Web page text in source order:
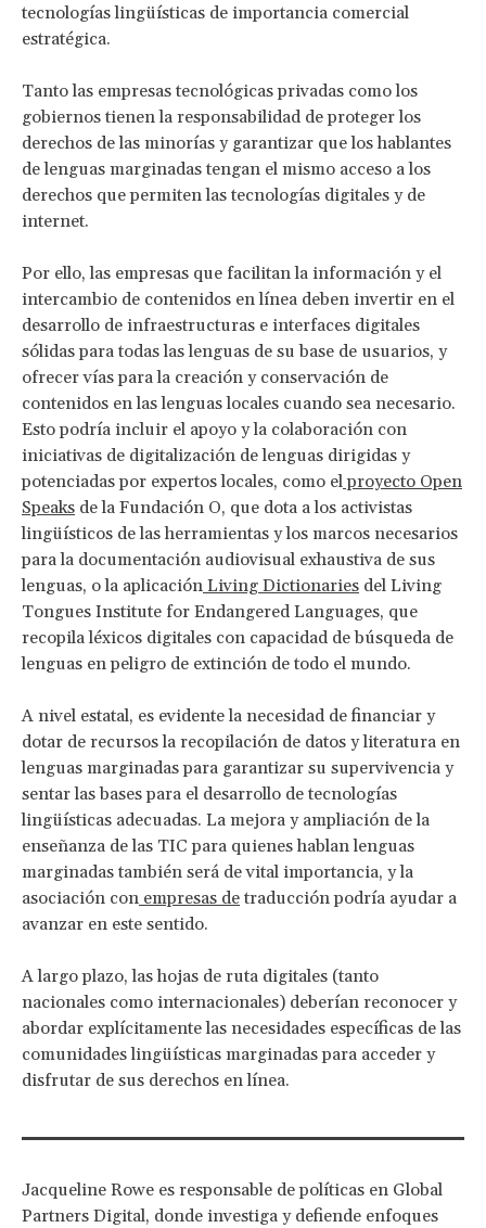
tecnologías lingüísticas de importancia comercial
estratégica.
Tanto las empresas tecnológicas privadas como los
gobiernos tienen la responsabilidad de proteger los
derechos de las minorías y garantizar que los hablantes
de lenguas marginadas tengan el mismo acceso a los
derechos que permiten las tecnologías digitales y de
internet.
Por ello, las empresas que facilitan la información y el
intercambio de contenidos en línea deben invertir en el
desarrollo de infraestructuras e interfaces digitales
sólidas para todas las lenguas de su base de usuarios, y
ofrecer vías para la creación y conservación de
contenidos en las lenguas locales cuando sea necesario.
Esto podría incluir el apoyo y la colaboración con
iniciativas de digitalización de lenguas dirigidas y
potenciadas por expertos locales, como elproyecto Open
Speaks de la Fundación O, que dota a los activistas
lingüísticos de las herramientas y los marcos necesarios
para la documentación audiovisual exhaustiva de sus
lenguas, o la aplicación Living Dictionaries del Living
Tongues Institute for Endangered Languages, que
recopila léxicos digitales con capacidad de búsqueda de
lenguas en peligro de extinción de todo el mundo.
A nivel estatal, es evidente la necesidad de financiar y
dotar de recursos la recopilación de datos y literatura en
lenguas marginadas para garantizar su supervivencia y
sentar las bases para el desarrollo de tecnologías
lingüísticas adecuadas. La mejora y ampliación de la
enseñanza de las TIC para quienes hablan lenguas
marginadas también será de vital importancia, y la
asociación con empresas de traducción podría ayudar a
avanzar en este sentido.
A largo plazo, las hojas de ruta digitales (tanto
nacionales como internacionales) deberían reconocer y
abordar explícitamente las necesidades específicas de las
comunidades lingüísticas marginadas para acceder y
disfrutar de sus derechos en línea.
Jacqueline Rowe es responsable de políticas en Global
Partners Digital, donde investiga y defiende enfoques